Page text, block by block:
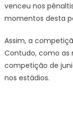
venceu nos
momentos desta
Assim, a
Contudo, como as
competição de
nos estádios.